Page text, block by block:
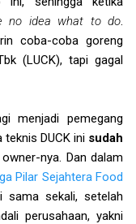
no idea what to do
coba-coba goreng
(LUCK), tapi gagal
menjadi pemegang
teknis DUCK ini sudah
nya. Dan dalam
Pilar Sejahtera Food
sama sekali, setelah
perusahaan, yakni